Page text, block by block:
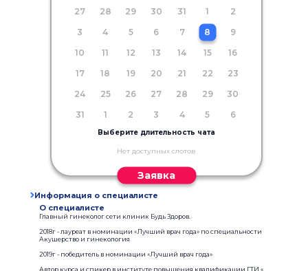
27
28 29 30 31 1
2
3
4 5 6 7 8
9
10
11 12 13 14 15
16
17
18 19 20 21 22
23
24
25 26 27 28 29
30
31
1 2 3 4 5 6
Выберите длительность чата
Нет доступных слотов
Заявка
Информация о специалисте
О специалисте
Главный гинеколог сети клиник Будь Здоров.
2018г - лауреат в номинации «Лучший врач года» по специальности
Акушерство и гинекология
2019г - победитель в номинации «Лучший врач года»
Автор курса и спикер в институте повышения квалификации ГТИ «